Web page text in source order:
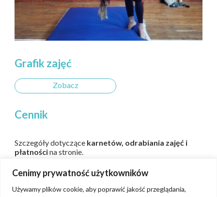
Cenimy prywatność użytkowników
Używamy plików cookie, aby poprawić jakość przeglądania,
Grafik zajęć
Zobacz
Cennik
Szczegóły dotyczące karnetów, odrabiania zajęć i
płatnościna stronie.
karnety i cenniki